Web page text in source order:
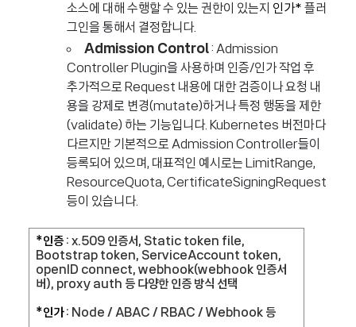
소스에 대해 수행할 수 있는 권한이 있는지 인가* 플러
그인을 통해서 결정합니다.
Admission Control: Admission
Controller Plugin을 사용하며 인증/인가 작업 후
추가적으로 Request 내용에 대한 검증이나 요청 내
용을 강제로 변경(mutate)하거나 특정 행동을 제한
(validate) 하는 기능입니다. Kubernetes 버전마다
다르지만 기본적으로 Admission Controller들이
등록되어 있으며, 대표적인 예시로는 LimitRange,
ResourceQuota, CertificateSigningRequest
등이 있습니다.
*인증 : x.509 인증서, Static token file,
Bootstrap token, ServiceAccount token,
openID connect, webhook(webhook 인증서
버), proxy auth 등 다양한 인증 방식 선택
*인가: Node / ABAC / RBAC / Webhook 등